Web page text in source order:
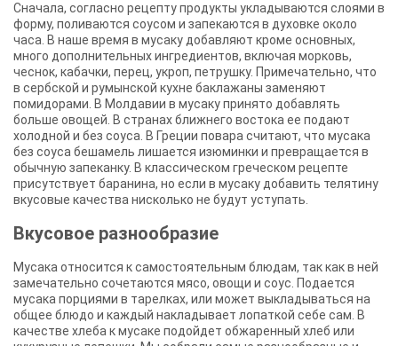
Сначала, согласно рецепту продукты укладываются слоями в
форму, поливаются соусом и запекаются в духовке около
часа. В наше время в мусаку добавляют кроме основных,
много дополнительных ингредиентов, включая морковь,
чеснок, кабачки, перец, укроп, петрушку. Примечательно, что
в сербской и румынской кухне баклажаны заменяют
помидорами. В Молдавии в мусаку принято добавлять
больше овощей. В странах ближнего востока ее подают
холодной и без соуса. В Греции повара считают, что мусака
без соуса бешамель лишается изюминки и превращается в
обычную запеканку. В классическом греческом рецепте
присутствует баранина, но если в мусаку добавить телятину
вкусовые качества нисколько не будут уступать.
Вкусовое разнообразие
Мусака относится к самостоятельным блюдам, так как в ней
замечательно сочетаются мясо, овощи и соус. Подается
мусака порциями в тарелках, или может выкладываться на
общее блюдо и каждый накладывает лопаткой себе сам. В
качестве хлеба к мусаке подойдет обжаренный хлеб или